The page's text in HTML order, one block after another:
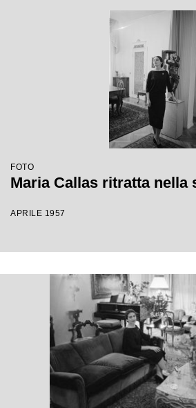
FOTO
Maria Callas ritratta nella
APRILE 1957